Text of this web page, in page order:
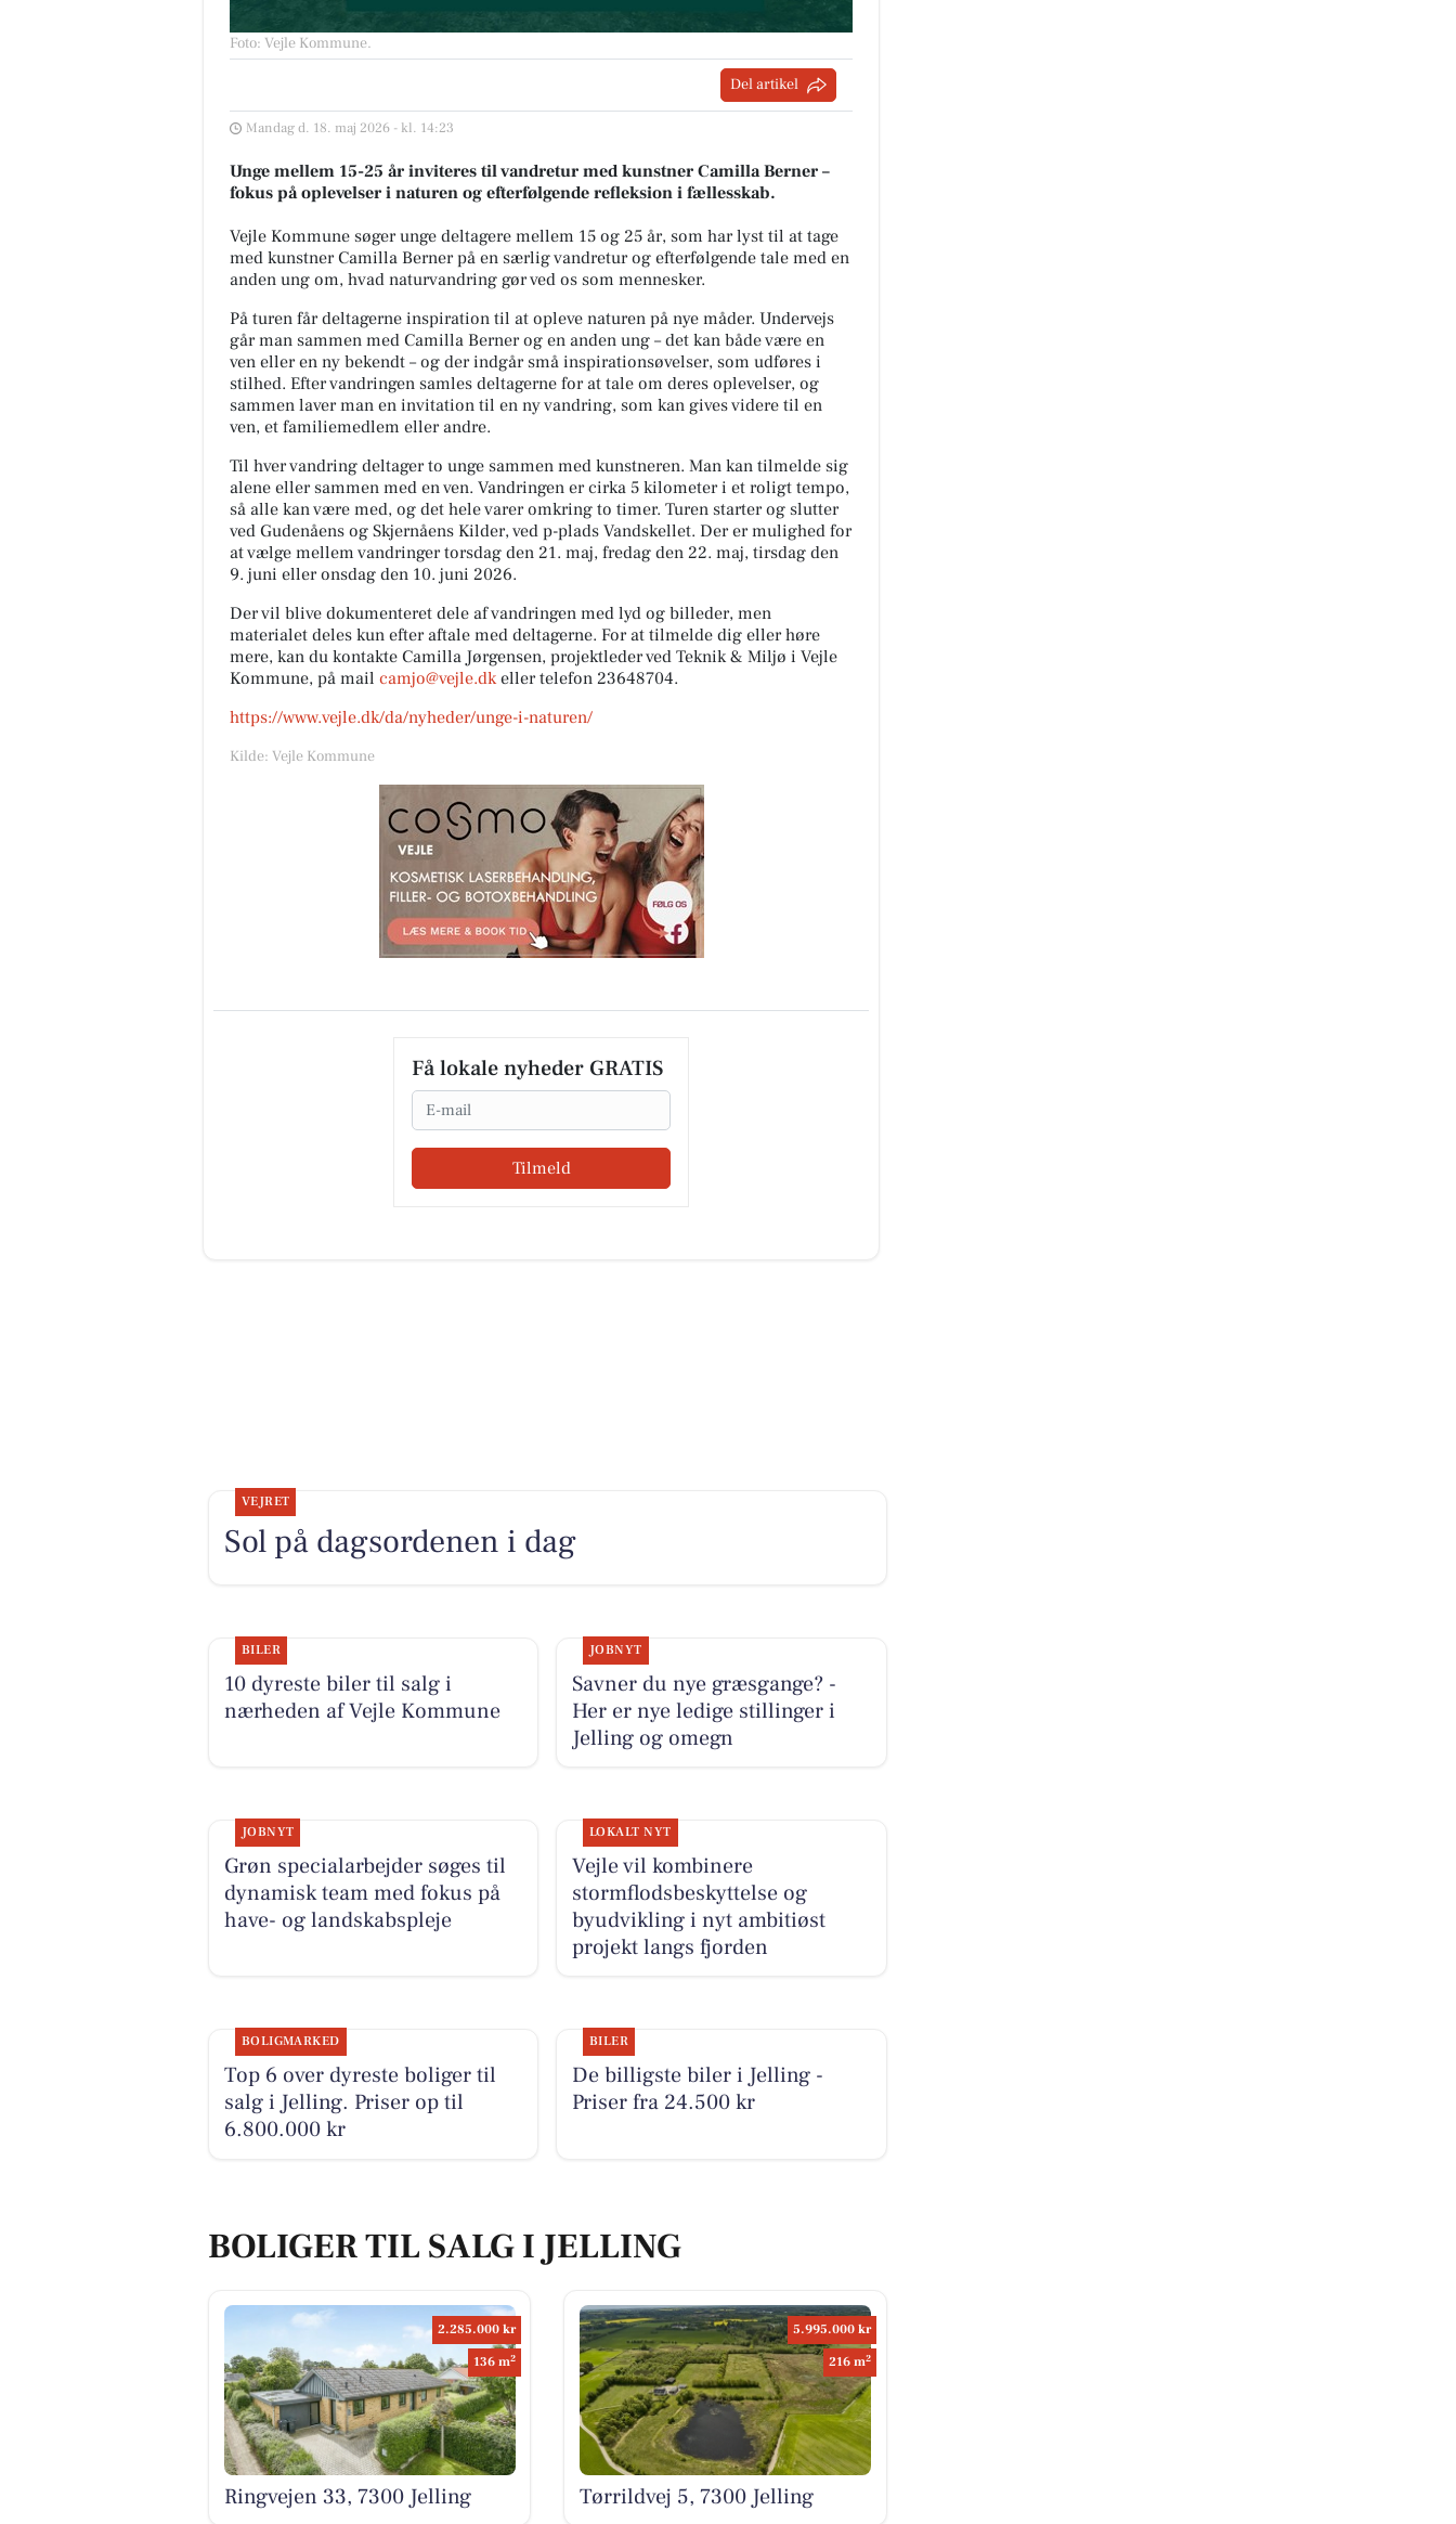
Foto: Vejle Kommune.
Del artikel
Mandag d. 18. maj 2026 - kl. 14:23
Unge mellem 15-25 år inviteres til vandretur med kunstner Camilla Berner –
fokus på oplevelser i naturen og efterfølgende refleksion i fællesskab.
Vejle Kommune søger unge deltagere mellem 15 og 25 år, som har lyst til at tage
med kunstner Camilla Berner på en særlig vandretur og efterfølgende tale med en
anden ung om, hvad naturvandring gør ved os som mennesker.
På turen får deltagerne inspiration til at opleve naturen på nye måder. Undervejs
går man sammen med Camilla Berner og en anden ung – det kan både være en
ven eller en ny bekendt – og der indgår små inspirationsøvelser, som udføres i
stilhed. Efter vandringen samles deltagerne for at tale om deres oplevelser, og
sammen laver man en invitation til en ny vandring, som kan gives videre til en
ven, et familiemedlem eller andre.
Til hver vandring deltager to unge sammen med kunstneren. Man kan tilmelde sig
alene eller sammen med en ven. Vandringen er cirka 5 kilometer i et roligt tempo,
så alle kan være med, og det hele varer omkring to timer. Turen starter og slutter
ved Gudenåens og Skjernåens Kilder, ved p-plads Vandskellet. Der er mulighed for
at vælge mellem vandringer torsdag den 21. maj, fredag den 22. maj, tirsdag den
9. juni eller onsdag den 10. juni 2026.
Der vil blive dokumenteret dele af vandringen med lyd og billeder, men
materialet deles kun efter aftale med deltagerne. For at tilmelde dig eller høre
mere, kan du kontakte Camilla Jørgensen, projektleder ved Teknik & Miljø i Vejle
Kommune, på mail camjo@vejle.dkeller telefon 23648704.
https://www.vejle.dk/da/nyheder/unge-i-naturen/
Kilde: Vejle Kommune
Få lokale nyheder GRATIS
Email
Tilmeld
VEJRET
Sol på dagsordenen i dag
BILER
10 dyreste biler til salg i
nærheden af Vejle Kommune
JOBNYT
Savner du nye græsgange? -
Her er nye ledige stillinger i
Jelling og omegn
JOBNYT
Grøn specialarbejder søges til
dynamisk team med fokus på
have- og landskabspleje
LOKALT NYT
Vejle vil kombinere
stormflodsbeskyttelse og
byudvikling i nyt ambitiøst
projekt langs fjorden
BOLIGMARKED
Top 6 over dyreste boliger til
salg i Jelling. Priser op til
6.800.000 kr
BILER
De billigste biler i Jelling -
Priser fra 24.500 kr
BOLIGER TIL SALG I JELLING
2.285.000 kr
136 m2
Ringvejen 33, 7300 Jelling
5.995.000 kr
216 m2
Tørrildvej 5, 7300 Jelling